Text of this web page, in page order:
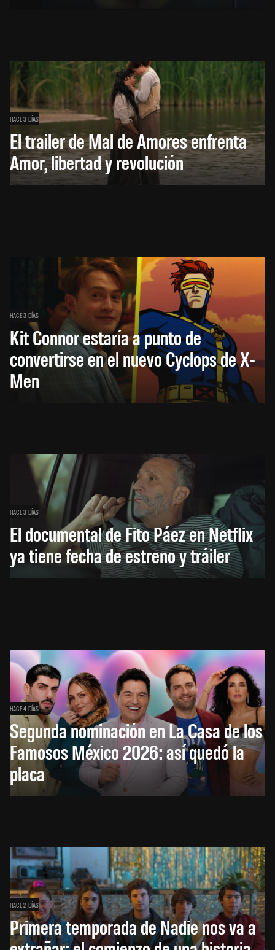
HACE 3 DÍAS
El trailer de Mal de Amores enfrenta
Amor, libertad y revolución
HACE 3 DÍAS
Kit Connor estaría a punto de
convertirse en el nuevo Cyclops de X-
Men
HACE 3 DÍAS
El documental de Fito Páez en Netflix
ya tiene fecha de estreno y tráiler
HACE 4 DÍAS
Segunda nominación en La Casa de los
Famosos México 2026: así quedó la
placa
HACE 2 DÍAS
Primera temporada de Nadie nos va a